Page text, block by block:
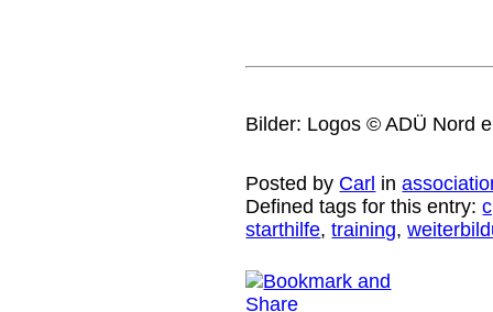
Bilder: Logos © ADÜ Nord
Posted by Carl in
Defined tags for this entry:
starthilfe,training,